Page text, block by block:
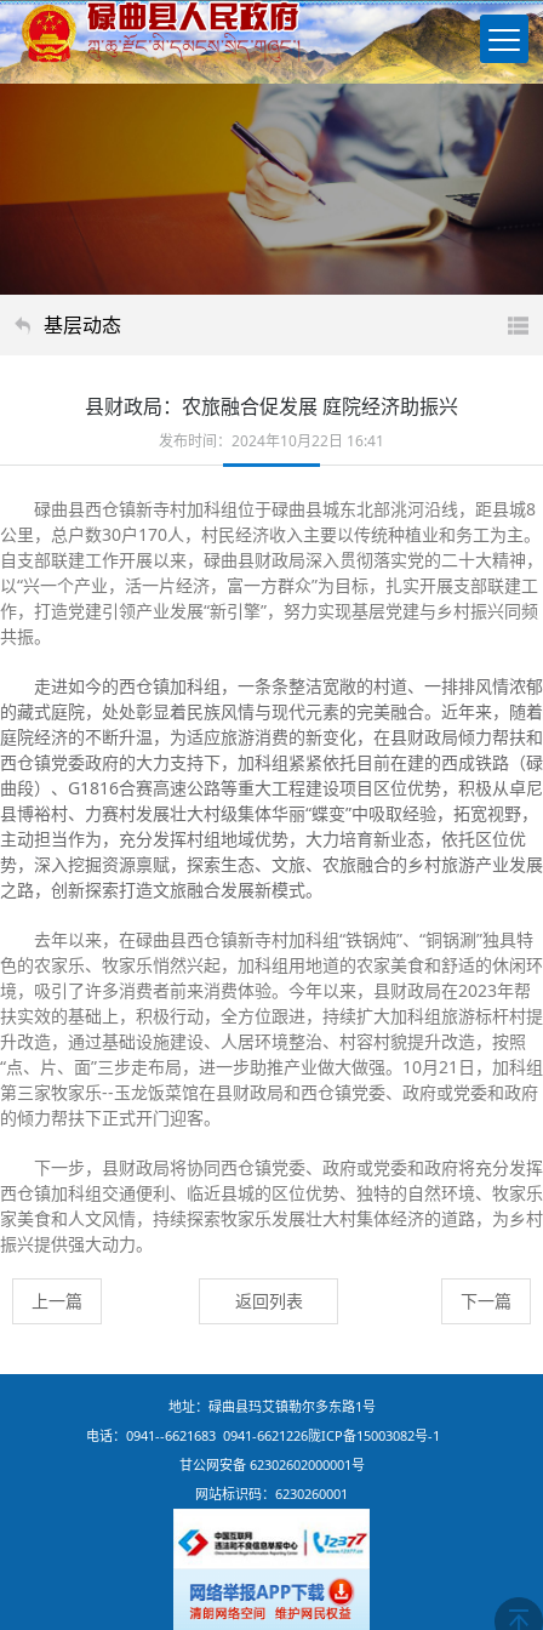
基层动态
县财政局：农旅融合促发展 庭院经济助振兴
发布时间：2024年10月22日 16:41
碌曲县西仓镇新寺村加科组位于碌曲县城东北部洮河沿线，距县城8
公里，总户数30户170人，村民经济收入主要以传统种植业和务工为主。
自支部联建工作开展以来，碌曲县财政局深入贯彻落实党的二十大精神，
以“兴一个产业，活一片经济，富一方群众”为目标，扎实开展支部联建工
作，打造党建引领产业发展“新引擎”，努力实现基层党建与乡村振兴同频
共振。
走进如今的西仓镇加科组，一条条整洁宽敞的村道、一排排风情浓郁
的藏式庭院，处处彰显着民族风情与现代元素的完美融合。近年来，随着
庭院经济的不断升温，为适应旅游消费的新变化，在县财政局倾力帮扶和
西仓镇党委政府的大力支持下，加科组紧紧依托目前在建的西成铁路（碌
曲段）、G1816合赛高速公路等重大工程建设项目区位优势，积极从卓尼
县博裕村、力赛村发展壮大村级集体华丽“蝶变”中吸取经验，拓宽视野，
主动担当作为，充分发挥村组地域优势，大力培育新业态，依托区位优
势，深入挖掘资源禀赋，探索生态、文旅、农旅融合的乡村旅游产业发展
之路，创新探索打造文旅融合发展新模式。
去年以来，在碌曲县西仓镇新寺村加科组“铁锅炖”、“铜锅涮”独具特
色的农家乐、牧家乐悄然兴起，加科组用地道的农家美食和舒适的休闲环
境，吸引了许多消费者前来消费体验。今年以来，县财政局在2023年帮
扶实效的基础上，积极行动，全方位跟进，持续扩大加科组旅游标杆村提
升改造，通过基础设施建设、人居环境整治、村容村貌提升改造，按照
“点、片、面”三步走布局，进一步助推产业做大做强。10月21日，加科组
第三家牧家乐--玉龙饭菜馆在县财政局和西仓镇党委、政府或党委和政府
的倾力帮扶下正式开门迎客。
下一步，县财政局将协同西仓镇党委、政府或党委和政府将充分发挥
西仓镇加科组交通便利、临近县城的区位优势、独特的自然环境、牧家乐
家美食和人文风情，持续探索牧家乐发展壮大村集体经济的道路，为乡村
振兴提供强大动力。
上一篇 返回列表 下一篇
地址：碌曲县玛艾镇勒尔多东路1号
电话：0941--6621683 0941-6621226陇ICP备15003082号-1
甘公网安备 62302602000001号
网站标识码：6230260001